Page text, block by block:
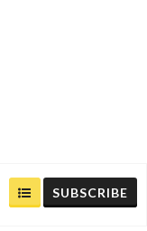
SUBSCRIBE